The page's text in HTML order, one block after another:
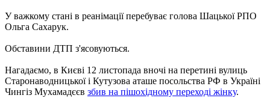
У важкому стані в реанімації перебуває голова Шацької РПО
Ольга Сахарук.
Обставини ДТП з'ясовуються.
Нагадаємо, в Києві 12 листопада вночі на перетині вулиць
Старонаводницької і Кутузова аташе посольства РФ в Україні
Чингіз Мухамадєєв збив на пішохідному переході жінку.